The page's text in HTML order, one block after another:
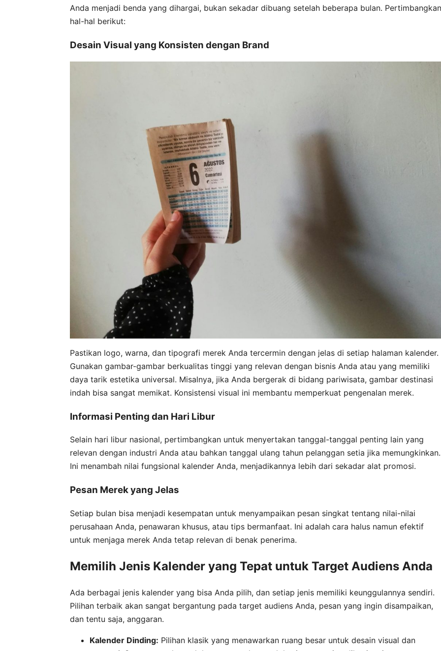
Anda menjadi benda yang dihargai, bukan sekadar dibuang setelah beberapa bulan. Pertimbangkan
hal-hal berikut:
Desain Visual yang Konsisten dengan Brand
Pastikan logo, warna, dan tipografi merek Anda tercermin dengan jelas di setiap halaman kalender.
Gunakan gambar-gambar berkualitas tinggi yang relevan dengan bisnis Anda atau yang memiliki
daya tarik estetika universal. Misalnya, jika Anda bergerak di bidang pariwisata, gambar destinasi
indah bisa sangat memikat. Konsistensi visual ini membantu memperkuat pengenalan merek.
Informasi Penting dan Hari Libur
Selain hari libur nasional, pertimbangkan untuk menyertakan tanggal-tanggal penting lain yang
relevan dengan industri Anda atau bahkan tanggal ulang tahun pelanggan setia jika memungkinkan.
Ini menambah nilai fungsional kalender Anda, menjadikannya lebih dari sekadar alat promosi.
Pesan Merek yang Jelas
Setiap bulan bisa menjadi kesempatan untuk menyampaikan pesan singkat tentang nilai-nilai
perusahaan Anda, penawaran khusus, atau tips bermanfaat. Ini adalah cara halus namun efektif
untuk menjaga merek Anda tetap relevan di benak penerima.
Memilih Jenis Kalender yang Tepat untuk Target Audiens Anda
Ada berbagai jenis kalender yang bisa Anda pilih, dan setiap jenis memiliki keunggulannya sendiri.
Pilihan terbaik akan sangat bergantung pada target audiens Anda, pesan yang ingin disampaikan,
dan tentu saja, anggaran.
Kalender Dinding: Pilihan klasik yang menawarkan ruang besar untuk desain visual dan